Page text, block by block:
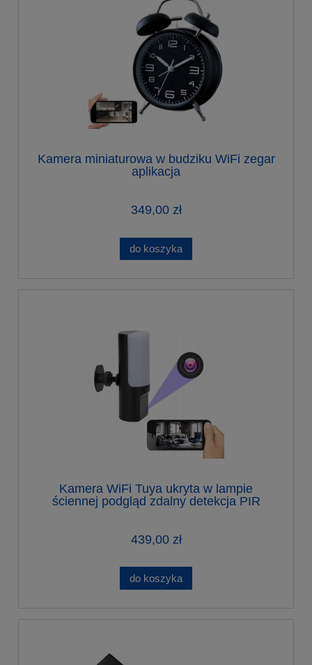
Kamera miniaturowa w budziku WiFi zegar
aplikacja
349,00 zł
do koszyka
Kamera WiFi Tuya ukryta w lampie
ściennej podgląd zdalny detekcja PIR
439,00 zł
do koszyka